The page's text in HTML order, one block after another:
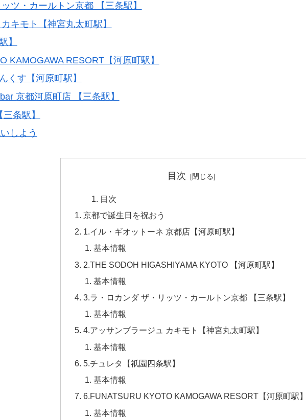
ツ・カールトン京都 【三条駅】
キモト【神宮丸太町駅】
】
KAMOGAWA RESORT【河原町駅】
くす【河原町駅】
京都河原町店 【三条駅】
条駅】
しよう
目次
目次
京都で誕生日を祝おう
1.イル・ギオットーネ 京都店【河原町駅】
基本情報
2.THE SODOH HIGASHIYAMA KYOTO 【河原町駅】
基本情報
3.ラ・ロカンダ ザ・リッツ・カールトン京都 【三条駅】
基本情報
4.アッサンブラージュ カキモト【神宮丸太町駅】
基本情報
5.チュレタ【祇園四条駅】
基本情報
6.FUNATSURU KYOTO KAMOGAWA RESORT【河原町駅
基本情報